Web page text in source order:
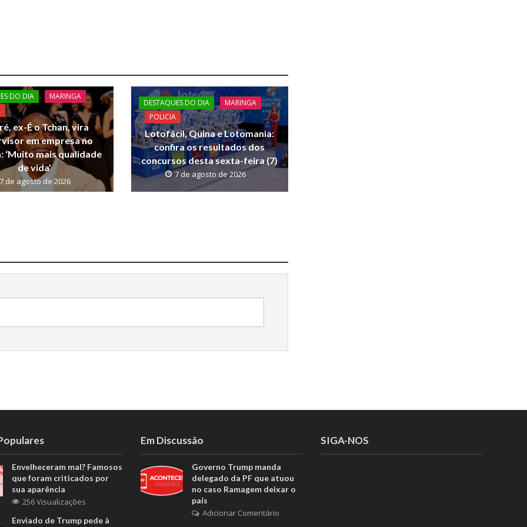
DO DIA
MARINGA
ex-É o Tchan, vira
em empresa no
‘Muito mais qualidade
de vida’
7 de agosto de 2026
DESTAQUES DO DIA
MARINGA
POLICIA
Lotofácil, Quina e Lotomania:
confira os resultados dos
concursos desta sexta-feira (7)
7 de agosto de 2026
Envelheceram mal? Famosos
que foram criticados por
sua aparência
256 Visualizações
Enviado de Trump pede à
Em Discussão
Governo Trump manda
delegado da PF que atuou
no caso Ramagem deixar o
país
Adicionar Comentário
SIGA-NOS